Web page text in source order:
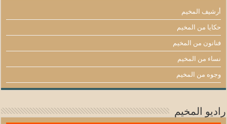
أرشيف المخيم
حكايا من المخيم
فنانون من المخيم
نساء من المخيم
وجوه من المخيم
راديو المخيم